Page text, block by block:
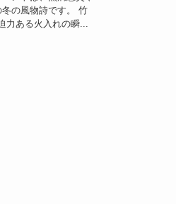
の風物詩です。 竹
力ある火入れの瞬...